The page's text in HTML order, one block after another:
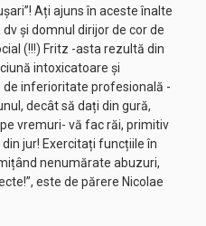
Ați ajuns în aceste înalte
și domnul dirijor de cor de
(!!!) Fritz -asta rezultă din
intoxicatoare și
inferioritate profesională -
decât să dați din gură,
vremuri- vă fac răi, primitiv
jur! Exercitați funcțiile în
nenumărate abuzuri,
este de părere Nicolae